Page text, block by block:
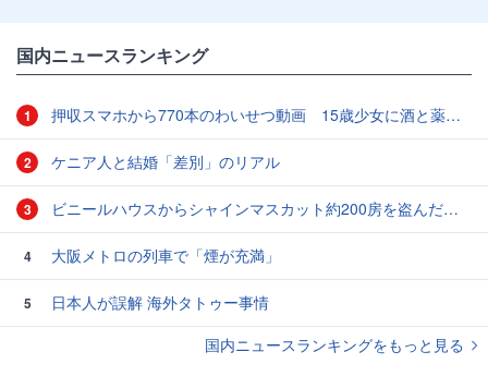
国内ニュースランキング
1 押収スマホから770本のわいせつ動画 15歳少女に酒と薬飲ませ性的暴行か 54歳男を再逮捕 「薬もありますよ」とSNSで誘い出し
2 ケニア人と結婚「差別」のリアル
3 ビニールハウスからシャインマスカット約200房を盗んだ疑い ネットで販売か 無職の男（42）逮捕 岡山県警
4 大阪メトロの列車で「煙が充満」
5
日本人が誤解 海外タトゥー事情
国内ニュースランキングをもっと見る